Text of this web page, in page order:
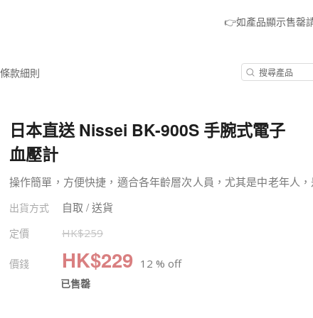
👉如產品顯示售罄
條款細則
日本直送 Nissei BK-900S 手腕式電子
血壓計
操作簡單，方便快捷，適合各年齡層次人員，尤其是中老年人
出貨方式 自取 / 送貨
定價 HK$259
價錢 HK$229 12 % off
已售罄